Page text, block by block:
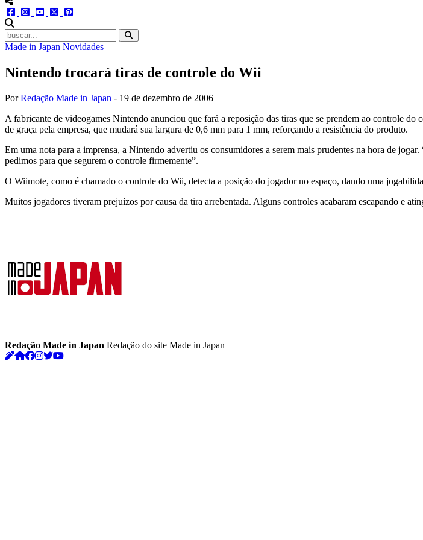
facebookinstagram
youtube
twitter
Made in Japan Novidades
Nintendo trocará tiras de controle do Wii
PorRedação Made in Japan - 19 de dezembro de 2006
A fabricante de videogames Nintendo anunciou que fará a reposição das tiras que se prendem ao controle
de graça pela empresa, que mudará sua largura de 0,6 mm para 1 mm, reforçando a resistência do produto.
Em uma nota para a imprensa, a Nintendo advertiu os consumidores a serem mais prudentes na hora de
pedimos para que segurem o controle firmemente”.
O Wiimote, como é chamado o controle do Wii, detecta a posição do jogador no espaço, dando uma
Muitos jogadores tiveram prejuízos por causa da tira arrebentada. Alguns controles acabaram escapando e
Redação Made in Japan Redação do site Made in Japan